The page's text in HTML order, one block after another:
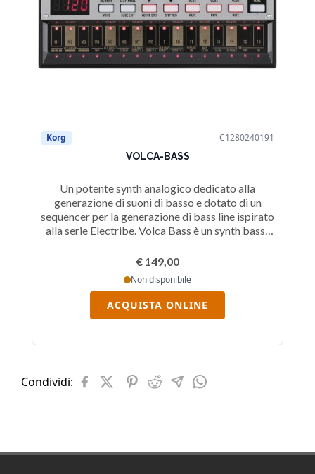
Korg C1280240191
VOLCA-BASS
Un potente synth analogico dedicato alla
generazione di suoni di basso e dotato di un
sequencer per la generazione di bass line ispirato
alla serie Electribe. Volca Bass è un synth bass-
struttura di sintesi estremamente semplice, ma
€ 149,00
Non disponibile
ACQUISTA ONLINE
Condividi: